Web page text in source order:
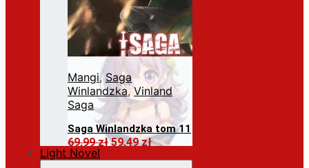
Mangi, Saga
Winlandzka, Vinland
Saga
Saga Winlandzka tom 11
69,99złPierwotna
59,49złAktualna
Dodaj do koszyka
Light Novel